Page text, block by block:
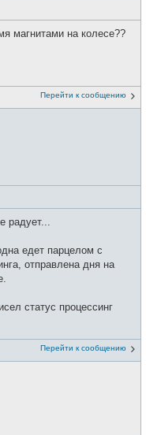
магнитами на колесе??
Перейти к сообщению
радует...
едет парцелом с
отправлена дня на
статус процессинг
Перейти к сообщению